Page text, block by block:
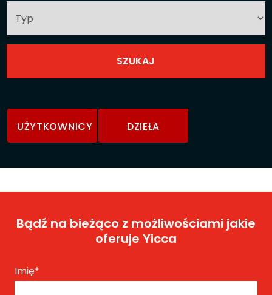
UŻYTKOWNICY DZIEŁA
Bądź na bieżąco z możliwościami jakie
oferuje Yicca
Imię*